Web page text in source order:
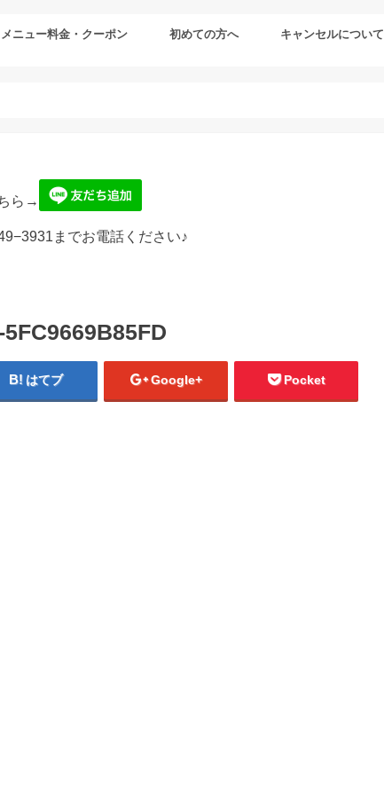
メニュー料金・クーポン 初めての方へ キャンセルについて
ら→
までお電話ください♪
はてブ Google+ Pocket